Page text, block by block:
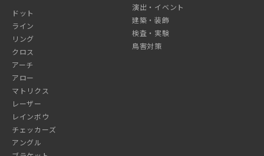
ドット
ライン
リング
クロス
アーチ
アロー
マトリクス
レーザー
レインボウ
チェッカーズ
アングル
演出・イベント
建築・装飾
検査・実験
鳥害対策